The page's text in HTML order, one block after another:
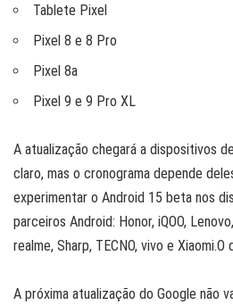
Tablete Pixel
Pixel 8 e 8 Pro
Pixel 8a
Pixel 9 e 9 Pro XL
A atualização chegará a dispositivos
claro, mas o cronograma depende
experimentar o Android 15 beta nos
parceiros Android: Honor, iQOO,
realme, Sharp, TECNO, vivo e
A próxima atualização do Google não